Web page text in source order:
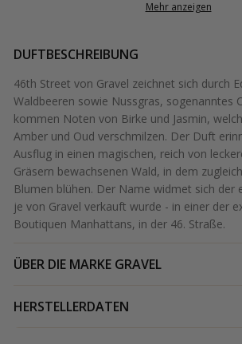
Mehr anzeigen
DUFTBESCHREIBUNG
46th Street von Gravel zeichnet sich durch
Waldbeeren sowie Nussgras, sogenanntes
kommen Noten von Birke und Jasmin,
Amber und Oud verschmilzen. Der Duft
Ausflug in einen magischen, reich von
Gräsern bewachsenen Wald, in dem
Blumen blühen. Der Name widmet sich der
je von Gravel verkauft wurde - in einer der
Boutiquen Manhattans, in der 46. Straße.
ÜBER DIE MARKE GRAVEL
HERSTELLERDATEN